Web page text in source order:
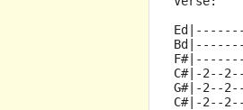
C#|-2--
G#|-2--
C#|-2--